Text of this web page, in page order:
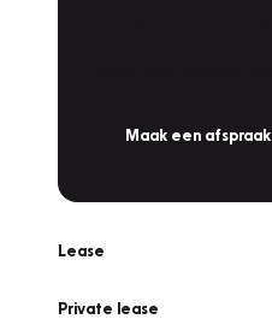
Maak een afspraak
Lease
Private lease